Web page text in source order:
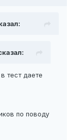
тест даете
по поводу